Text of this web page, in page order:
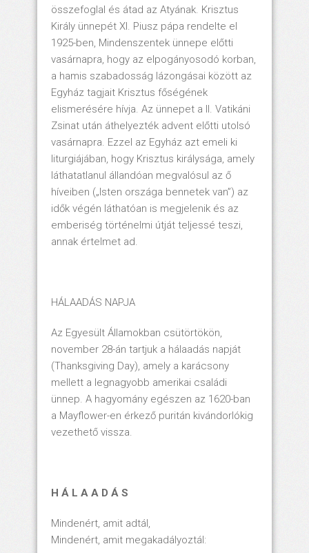
összefoglal és átad az Atyának. Krisztus
Király ünnepét XI. Piusz pápa rendelte el
1925-ben, Mindenszentek ünnepe előtti
vasárnapra, hogy az elpogányosodó korban,
a hamis szabadosság lázongásai között az
Egyház tagjait Krisztus főségének
elismerésére hívja. Az ünnepet a II. Vatikáni
Zsinat után áthelyezték advent előtti utolsó
vasárnapra. Ezzel az Egyház azt emeli ki
liturgiájában, hogy Krisztus királysága, amely
láthatatlanul állandóan megvalósul az ő
híveiben („Isten országa bennetek van”) az
idők végén láthatóan is megjelenik és az
emberiség történelmi útját teljessé teszi,
annak értelmet ad.
HÁLAADÁS NAPJA
Az Egyesült Államokban csütörtökön,
november 28-án tartjuk a hálaadás napját
(Thanksgiving Day), amely a karácsony
mellett a legnagyobb amerikai családi
ünnep. A hagyomány egészen az 1620-ban
a Mayflower-en érkező puritán kivándorlókig
vezethető vissza.
H Á L A A D Á S
Mindenért, amit adtál,
Mindenért, amit megakadályoztál: